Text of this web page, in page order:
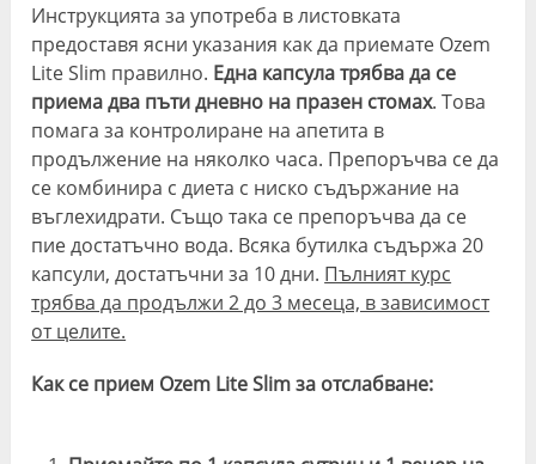
Официален
Сайт
DM, eMag
Amazon
Оценка
⭐️9.1/10
Инструкцията за употреба в листовката
предоставя ясни указания как да приемате Ozem
Lite Slim правилно. Една капсула трябва да се
приема два пъти дневно на празен стомах. Това
помага за контролиране на апетита в
продължение на няколко часа. Препоръчва се да
се комбинира с диета с ниско съдържание на
въглехидрати. Също така се препоръчва да се
пие достатъчно вода. Всяка бутилка съдържа 20
капсули, достатъчни за 10 дни. Пълният курс
трябва да продължи 2 до 3 месеца, в зависимост
от целите.
Как се прием Ozem Lite Slim за отслабване: